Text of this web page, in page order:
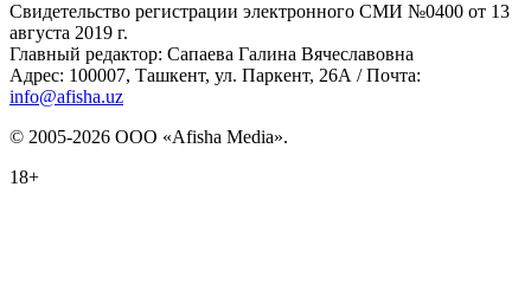
Свидетельство регистрации электронного СМИ №0400 от 13
августа 2019 г.
Главный редактор: Сапаева Галина Вячеславовна
Адрес: 100007, Ташкент, ул. Паркент, 26А / Почта:
info@afisha.uz
© 2005-2026 ООО «Afisha Media».
18+